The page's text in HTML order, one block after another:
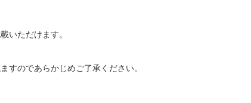
いただけます。
すのであらかじめご了承ください。